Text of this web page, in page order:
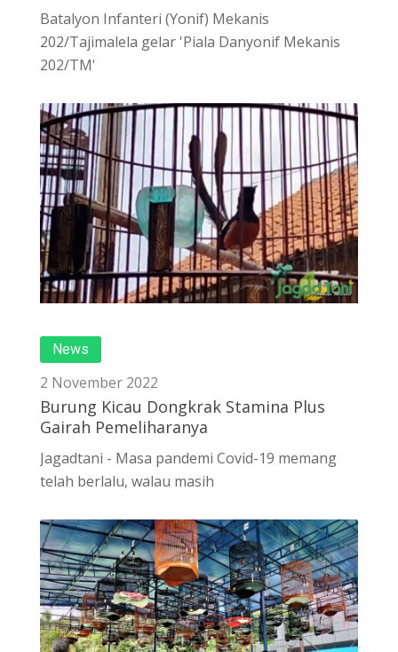
Batalyon Infanteri (Yonif) Mekanis
202/Tajimalela gelar 'Piala Danyonif Mekanis
202/TM'
News
2 November 2022
Burung Kicau Dongkrak Stamina Plus
Gairah Pemeliharanya
Jagadtani - Masa pandemi Covid-19 memang
telah berlalu, walau masih